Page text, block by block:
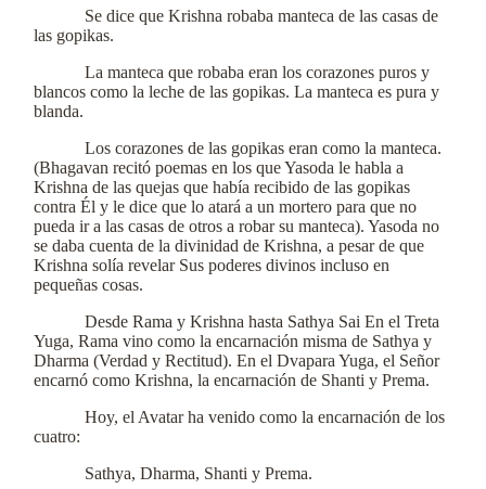
Se dice que Krishna robaba manteca de las casas de
las gopikas.
La manteca que robaba eran los corazones puros y
blancos como la leche de las gopikas. La manteca es pura y
blanda.
Los corazones de las gopikas eran como la manteca.
(Bhagavan recitó poemas en los que Yasoda le habla a
Krishna de las quejas que había recibido de las gopikas
contra Él y le dice que lo atará a un mortero para que no
pueda ir a las casas de otros a robar su manteca). Yasoda no
se daba cuenta de la divinidad de Krishna, a pesar de que
Krishna solía revelar Sus poderes divinos incluso en
pequeñas cosas.
Desde Rama y Krishna hasta Sathya Sai En el Treta
Yuga, Rama vino como la encarnación misma de Sathya y
Dharma (Verdad y Rectitud). En el Dvapara Yuga, el Señor
encarnó como Krishna, la encarnación de Shanti y Prema.
Hoy, el Avatar ha venido como la encarnación de los
cuatro:
Sathya, Dharma, Shanti y Prema.